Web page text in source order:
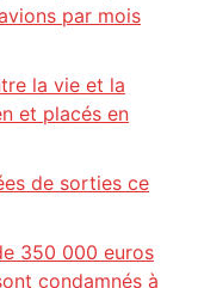
par mois
la vie et la
et placés en
de sorties ce
350 000 euros
condamnés à